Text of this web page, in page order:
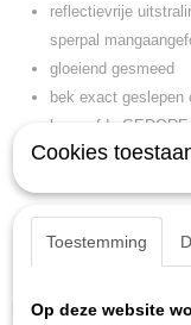
reflectievrije
sperpal
gloeiend gesmeed
bek exact geslepen
beproefde
de klassieker nr. 6,
met adapter 7 RA
(bit-)ratel worden
Patent voor Europa
Kenmerken
Cookies
Toestemming
Op deze website